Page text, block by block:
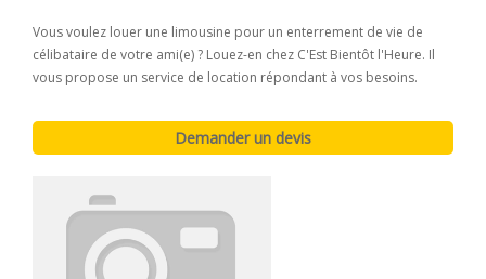
Vous voulez louer une limousine pour un enterrement de vie de
célibataire de votre ami(e) ? Louez-en chez C'Est Bientôt l'Heure. Il
vous propose un service de location répondant à vos besoins.